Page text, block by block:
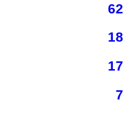
62
18
17
7